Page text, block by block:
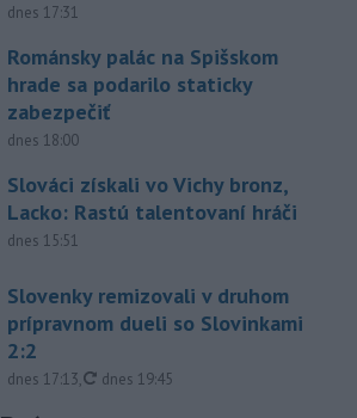
dnes 17:31
Románsky palác na Spišskom
hrade sa podarilo staticky
zabezpečiť
dnes 18:00
Slováci získali vo Vichy bronz,
Lacko: Rastú talentovaní hráči
dnes 15:51
Slovenky remizovali v druhom
prípravnom dueli so Slovinkami
2:2
dnes 17:13, aktualizované
dnes 19:45